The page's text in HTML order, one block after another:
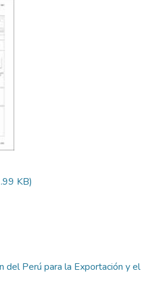
KB)
del Perú para la Exportación y el